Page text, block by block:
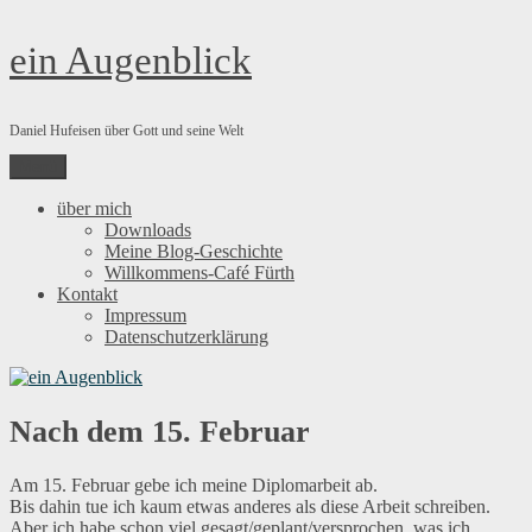
Zum
Inhalt
ein Augenblick
Daniel Hufeisen über Gott und seine Welt
über mich
Downloads
Meine Blog-Geschichte
Willkommens-Café Fürth
Kontakt
Impressum
Datenschutzerklärung
Nach dem 15. Februar
Am 15. Februar gebe ich meine Diplomarbeit ab.
Bis dahin tue ich kaum etwas anderes als diese Arbeit schreiben.